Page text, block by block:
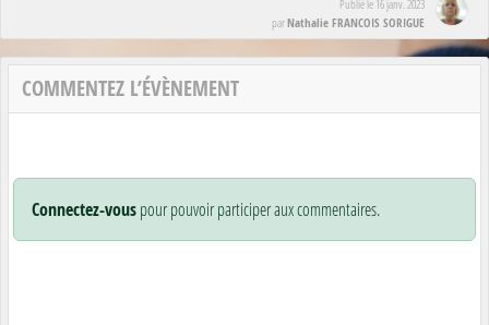
Publié le 16 janv. 2023
parNathalie FRANCOIS SORIGUE
COMMENTEZ L’ÉVÈNEMENT
Connectez-vouspour pouvoir participer aux commentaires.